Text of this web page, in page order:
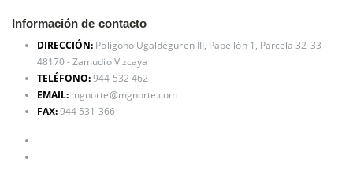
Información de contacto
DIRECCIÓN: Polígono Ugaldeguren III, Pabellón 1, Parcela 32-33 ·
48170 - Zamudio Vizcaya
TELÉFONO:944 532 462
EMAIL: mgnorte@mgnorte.com
FAX:944 531 366